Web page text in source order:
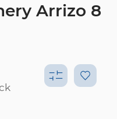
Arrizo 8